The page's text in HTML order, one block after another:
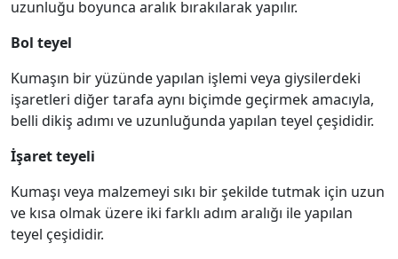
uzunluğu boyunca aralık bırakılarak yapılır.
Bol teyel
Kumaşın bir yüzünde yapılan işlemi veya giysilerdeki
işaretleri diğer tarafa aynı biçimde geçirmek amacıyla,
belli dikiş adımı ve uzunluğunda yapılan teyel çeşididir.
İşaret teyeli
Kumaşı veya malzemeyi sıkı bir şekilde tutmak için uzun
ve kısa olmak üzere iki farklı adım aralığı ile yapılan
teyel çeşididir.